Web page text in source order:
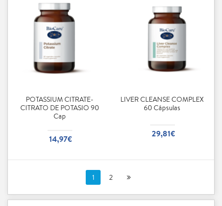
POTASSIUM CITRATE-
CITRATO DE POTASIO 90
Cap
14,97€
LIVER CLEANSE COMPLEX
60 Cápsulas
29,81€
1 2